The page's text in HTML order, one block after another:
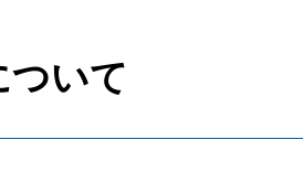
ついて